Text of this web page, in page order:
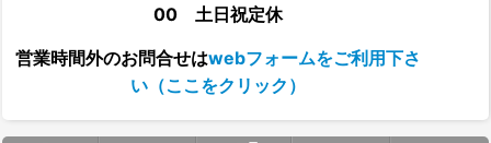
00 土日祝定休
営業時間外のお問合せはwebフォームをご利用下さ
い（ここをクリック）